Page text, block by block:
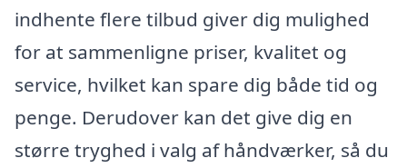
indhente flere tilbud giver dig mulighed
for at sammenligne priser, kvalitet og
service, hvilket kan spare dig både tid og
penge. Derudover kan det give dig en
større tryghed i valg af håndværker, så du